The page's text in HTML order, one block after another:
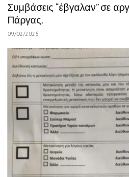
Συμβάσεις “έβγαλαν” σε
Πάργας.
09/02/2026